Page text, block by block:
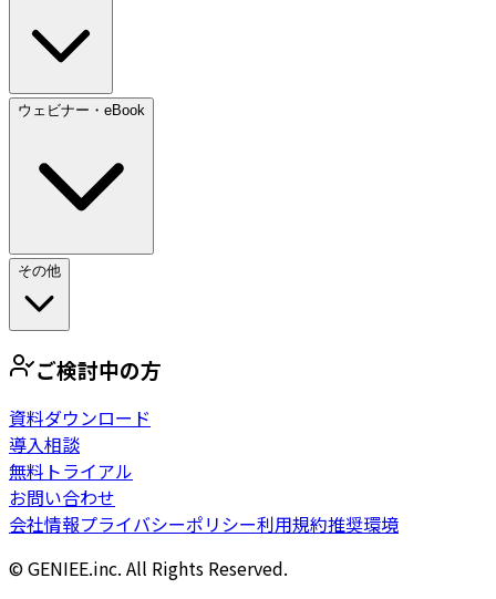
ウェビナー・eBook
その他
ご検討中の方
資料ダウンロード
導入相談
無料トライアル
お問い合わせ
会社情報プライバシーポリシー利用規約推奨環境
© GENIEE.inc. All Rights Reserved.